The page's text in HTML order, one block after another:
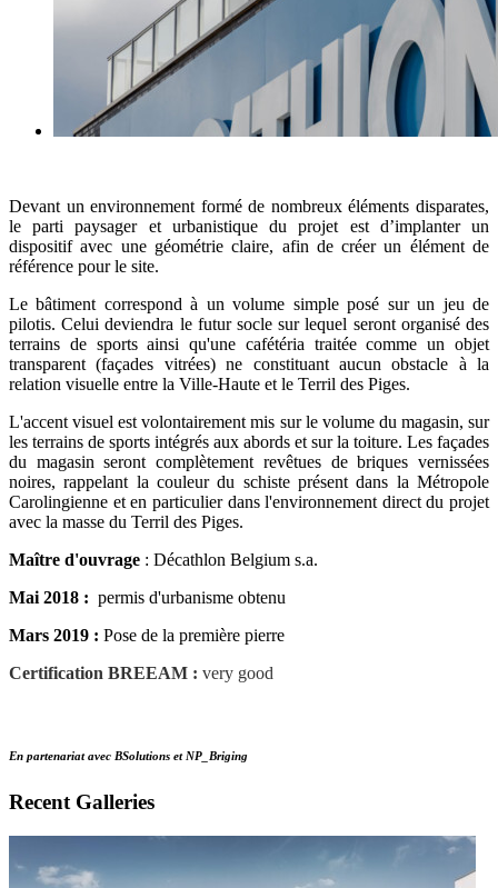
Devant un environnement formé de nombreux éléments disparates,
le parti paysager et urbanistique du projet est d’implanter un
dispositif avec une géométrie claire, afin de créer un élément de
référence pour le site.
Le bâtiment correspond à un volume simple posé sur un jeu de
pilotis. Celui deviendra le futur socle sur lequel seront organisé des
terrains de sports ainsi qu'une cafétéria traitée comme un objet
transparent (façades vitrées) ne constituant aucun obstacle à la
relation visuelle entre la Ville-Haute et le Terril des Piges.
L'accent visuel est volontairement mis sur le volume du magasin, sur
les terrains de sports intégrés aux abords et sur la toiture. Les façades
du magasin seront complètement revêtues de briques vernissées
noires, rappelant la couleur du schiste présent dans la Métropole
Carolingienne et en particulier dans l'environnement direct du projet
avec la masse du Terril des Piges.
Maître d'ouvrage : Décathlon Belgium s.a.
Mai 2018 : permis d'urbanisme obtenu
Mars 2019 : Pose de la première pierre
Certification BREEAM : very good
En partenariat avec BSolutions et NP_Briging
Recent Galleries